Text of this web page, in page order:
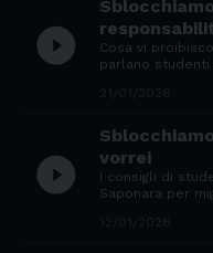
play_circle_filled
Cosa vi
parlano studenti
play_circle_filled
vorrei
I consigli di
Saponara per